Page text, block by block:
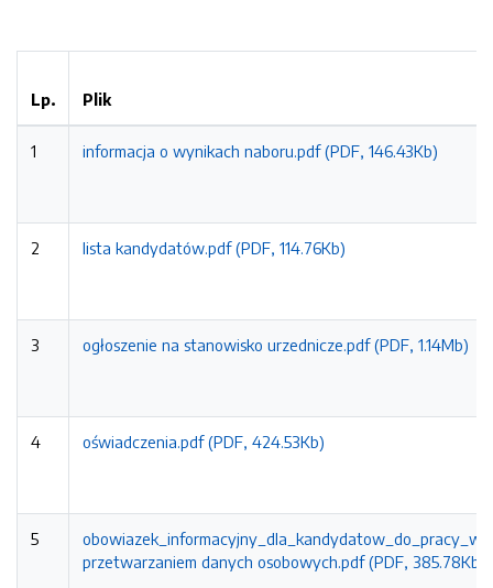
Lp. Plik
1 informacja o wynikach naboru.pdf (PDF, 146.43Kb)
2 lista kandydatów.pdf (PDF, 114.76Kb)
3 ogłoszenie na stanowisko urzednicze.pdf (PDF, 1.14Mb)
4 oświadczenia.pdf (PDF, 424.53Kb)
5
przetwarzaniem danych osobowych.pdf (PDF, 385.78Kb)